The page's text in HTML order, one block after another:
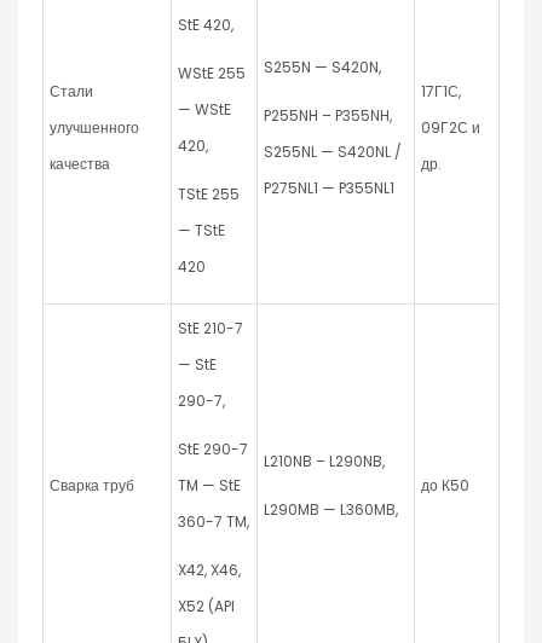
Стали
улучшенного
качества
StE 420,
WStE 255
— WStE
420,
TStE 255
— TStE
420
S255N — S420N,
P255NH – P355NH,
S255NL — S420NL /
P275NL1 — P355NL1
17Г1С,
09Г2С и
др.
Сварка труб
StE 210-7
— StE
290-7,
StE 290-7
TM — StE
360-7 TM,
X42, X46,
X52 (API
L210NB – L290NB,
L290MB — L360MB,
до К50